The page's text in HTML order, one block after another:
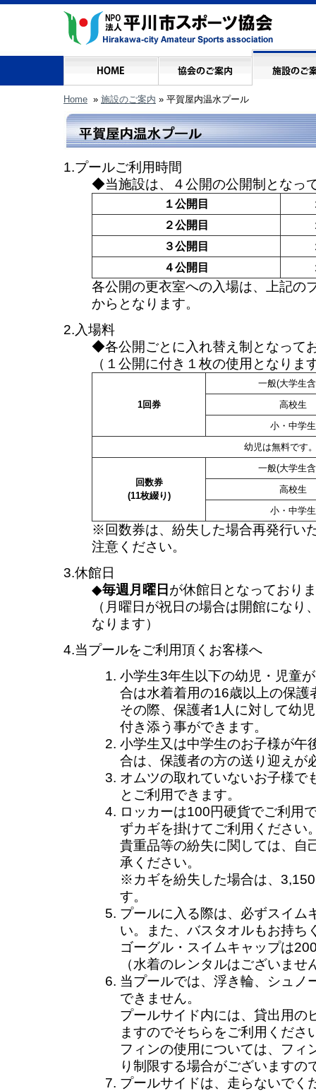
Home » 施設のご案内 » 平賀屋内温水プール
1.プールご利用時間
◆当施設は、４公開の公開制となっ
１公開目
２公開目
３公開目
４公開目
各公開の更衣室への入場は、上記の
からとなります。
2.入場料
◆各公開ごとに入れ替え制となって
（１公開に付き１枚の使用となりま
1回券
一般(大学生
高校生
小・中学生
幼児は無料です
回数券
(11枚綴り)
一般(大学生
高校生
小・中学生
※回数券は、紛失した場合再発行い
注意ください。
3.休館日
◆毎週月曜日 が休館日となっており
（月曜日が祝日の場合は開館になり
なります）
4.当プールをご利用頂くお客様へ
小学生3年生以下の幼児・児童
合は水着着用の16歳以上の保護
その際、保護者1人に対して幼
付き添う事ができます。
小学生又は中学生のお子様が午
合は、保護者の方の送り迎えが
オムツの取れていないお子様で
とご利用できます。
ロッカーは100円硬貨でご利用
ずカギを掛けてご利用ください
貴重品等の紛失に関しては、自
承ください。
※カギを紛失した場合は、
す。
プールに入る際は、必ずスイム
い。また、バスタオルもお持ち
ゴーグル・スイムキャップは
（水着のレンタルはございませ
当プールでは、浮き輪、シュノ
できません。
プールサイド内には、貸出用の
ますのでそちらをご利用くださ
フィンの使用については、フィ
り制限する場合がございますの
プールサイドは、走らないでく